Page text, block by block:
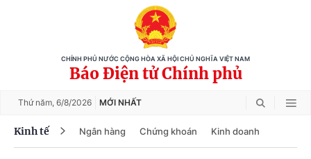
CHÍNH PHỦ NƯỚC CỘNG HÒA XÃ HỘI CHỦ NGHĨA VIỆT NAM
Báo Điện tử Chính phủ
Thứ năm, 6/8/2026 MỚI NHẤT
Kinh tế Ngân hàng Chứng khoán Kinh doanh